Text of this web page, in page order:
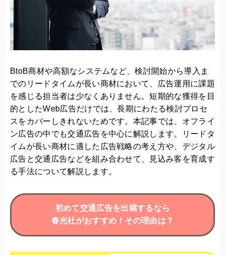
BtoB商材や高額なシステムなど、検討開始から導入ま
でのリードタイムが長い商材において、広告運用に課題
を感じる担当者は少なくありません。短期的な獲得を目
的としたWeb広告だけでは、長期にわたる検討プロセ
スをカバーしきれないためです。本記事では、オフライ
ン広告の中でも交通広告を中心に解説します。リードタ
イムが長い商材に適した広告戦略の考え方や、デジタル
広告と交通広告などを組み合わせて、見込み客を育成す
る手法について解説します。
初めて交通広告を出稿するなら
春光社がおすすめ！その理由は？